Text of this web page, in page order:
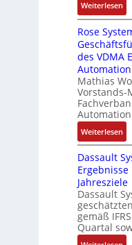
e
n
e
n
-
u
n
d
A
n
l
a
g
e
n
b
a
u
:
P
l
i
t
u
r
n
-
K
i
t
E
n
c
o
d
e
r
e
r
t
e
L
a
s
e
r
r
i
a
n
g
u
l
a
Weiterlesen:
D
a
s
I
T
-
R
ü
c
k
r
a
t
d
e
r
F
Rose
des VDMA
Mathias
Vorstands-
Weiterlesen:
R
o
s
e
S
y
s
t
Dassault
Jahresziele
Dassault
gemäß
Quartal